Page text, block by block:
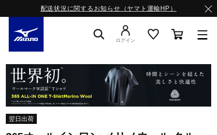
配送状況に関するお知らせ（ヤマト運輸HP）
スニーカー
ライフスタイルウエア
ログイン
翌日出荷